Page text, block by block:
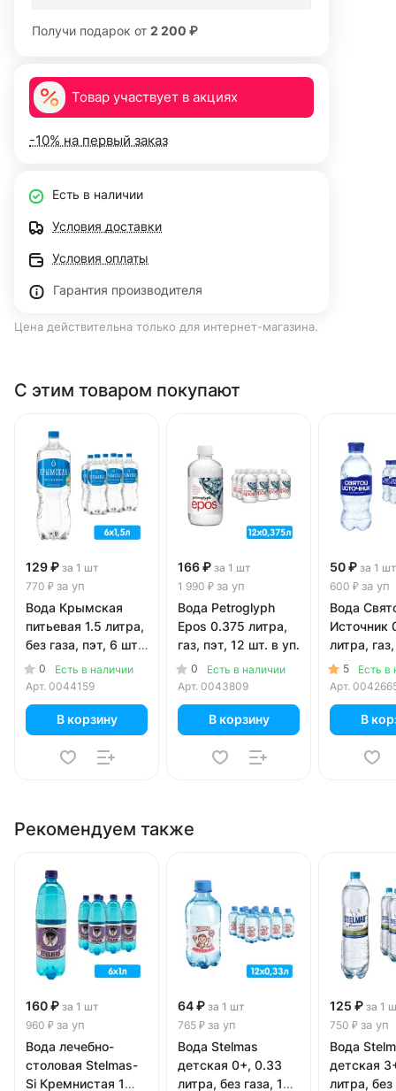
Получи подарок от 2 200 ₽
Товар участвует в акциях
-10% на первый заказ
Есть в наличии
Условия доставки
Условия оплаты
Гарантия производителя
Цена действительна только для интернет-магазина.
С этим товаром покупают
129 ₽ за 1 шт
770 ₽ за уп
Вода Крымская
питьевая 1.5 литра,
без газа, пэт, 6 шт.
в уп.
0
Есть в наличии
Арт. 0044159
В корзину
166 ₽ за 1 шт
1 990 ₽ за уп
Вода Petroglyph
Epos 0.375 литра,
газ, пэт, 12 шт. в уп.
0
Есть в наличии
Арт. 0043809
В корзину
50 ₽ за 1 шт
600 ₽ за уп
Вода
Источник
литра,
шт. в уп.
5
Есть в
Арт.
В
Рекомендуем также
160 ₽ за 1 шт
960 ₽ за уп
Вода лечебно-
столовая Stelmas-
Si Кремнистая 1
64 ₽ за 1 шт
765 ₽ за уп
Вода Stelmas
детская 0+, 0.33
литра, без газа, 12
125 ₽ за 1
750 ₽ за уп
Вода
детская
литра, без